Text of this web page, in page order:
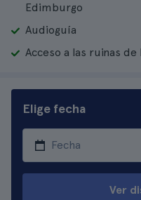
Edimburgo
Audioguía
Acceso a las ruinas
Elige fecha
Ver